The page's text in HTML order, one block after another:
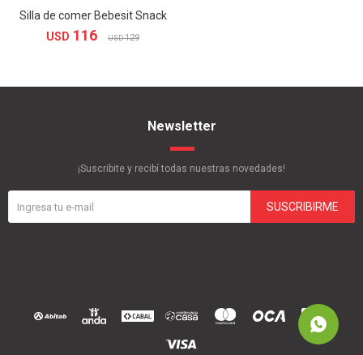
Silla de comer Bebesit Snack
USD 116 USD 129
Newsletter
¡Suscribite y recibí todas nuestras novedades!
SUSCRIBIRME